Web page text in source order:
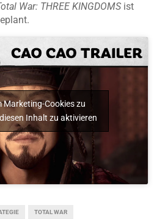
War: THREE KINGDOMSist
Marketing-Cookies zu
Inhalt zu aktivieren
TOTAL WAR